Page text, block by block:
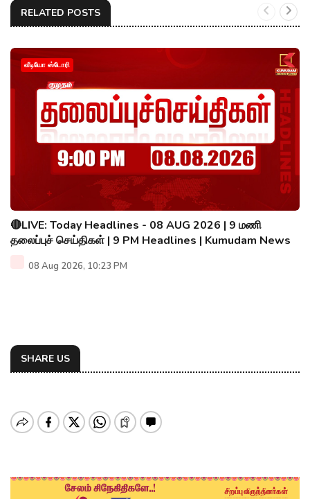
RELATED POSTS
வீடியோ ஸ்டோரி
🔴LIVE: Today Headlines - 08 AUG 2026 | 9 மணி
தலைப்புச் செய்திகள் | 9 PM Headlines | Kumudam News
08 Aug 2026, 10:23 PM
SHARE US